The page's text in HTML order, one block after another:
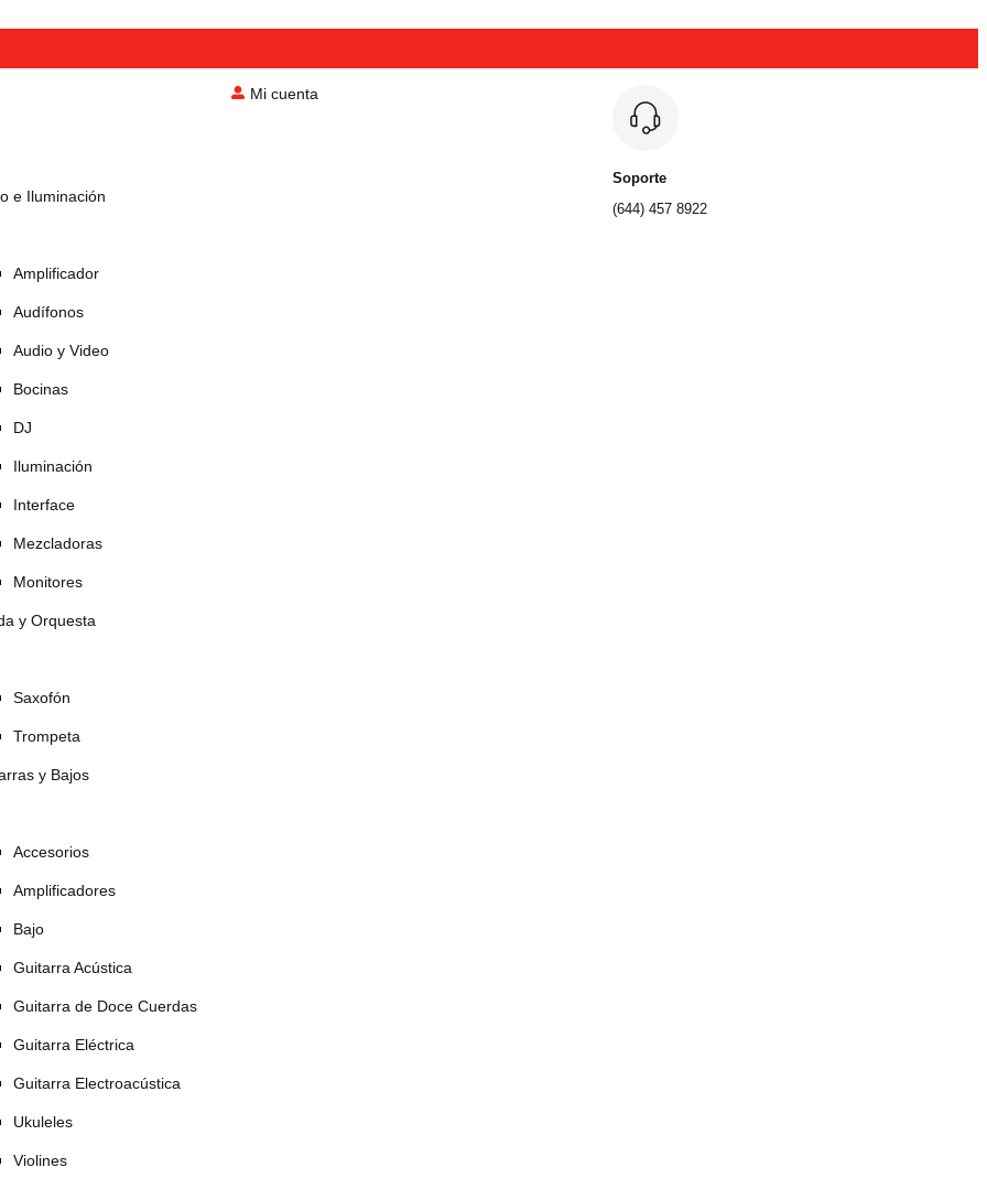
e Iluminación
Amplificador
Audífonos
Audio y Video
Bocinas
DJ
Iluminación
Interface
Mezcladoras
Monitores
y Orquesta
Saxofón
Trompeta
y Bajos
Accesorios
Amplificadores
Bajo
Guitarra Acústica
Guitarra de Doce Cuerdas
Guitarra Eléctrica
Guitarra Electroacústica
Ukuleles
Violines
Mi cuenta
Soporte
(644) 457 8922